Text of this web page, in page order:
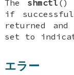
The shmctl ()
if
returned
set to
エラー